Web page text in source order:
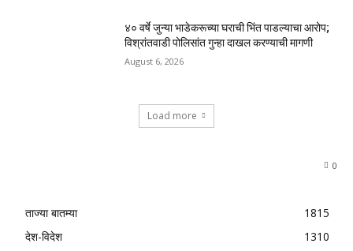
४० वर्षे जुन्या भाडेकरूच्या घराची भिंत पाडल्याचा आरोप;
विश्रांतवाडी पोलिसांत गुन्हा दाखल करण्याची मागणी
August 6, 2026
Load more
0
ताज्या बातम्या
1815
देश-विदेश
1310